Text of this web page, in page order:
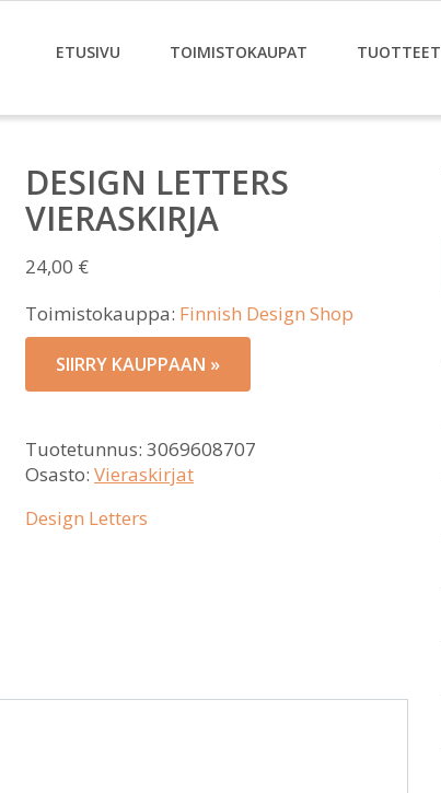
ETUSIVU TOIMISTOKAUPAT TUOTTEET
DESIGN LETTERS
VIERASKIRJA
24,00 €
Toimistokauppa: Finnish Design Shop
SIIRRY KAUPPAAN »
Tuotetunnus: 3069608707
Osasto: Vieraskirjat
Design Letters